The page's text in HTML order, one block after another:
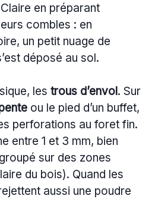
en préparant
combles : en
un petit nuage de
déposé au sol.
les trous d’envol. Sur
ou le pied d’un buffet,
perforations au foret fin.
entre 1 et 3 mm, bien
sur des zones
du bois). Quand les
aussi une poudre